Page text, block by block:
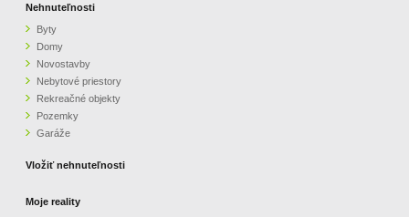
Nehnuteľnosti
Byty
Domy
Novostavby
Nebytové priestory
Rekreačné objekty
Pozemky
Garáže
Vložiť nehnuteľnosti
Moje reality